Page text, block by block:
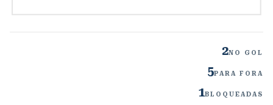
2NO GOL
5PARA FORA
1BLOQUEADAS